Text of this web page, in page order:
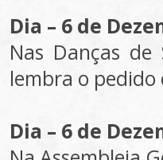
Dia – 6 de
Nas Danças de
lembra o
Dia – 6 de